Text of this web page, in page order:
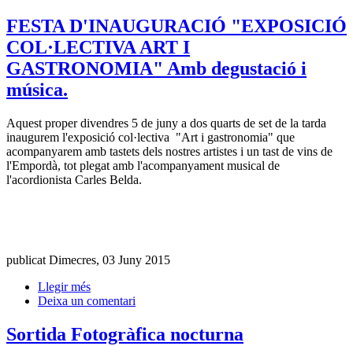
FESTA D'INAUGURACIÓ "EXPOSICIÓ
COL·LECTIVA ART I
GASTRONOMIA" Amb degustació i
música.
Aquest proper divendres 5 de juny a dos quarts de set de la tarda
inaugurem l'exposició col·lectiva "Art i gastronomia" que
acompanyarem amb tastets dels nostres artistes i un tast de vins de
l'Empordà, tot plegat amb l'acompanyament musical de
l'acordionista Carles Belda.
publicat Dimecres, 03 Juny 2015
Llegir més
Deixa un comentari
Sortida Fotogràfica nocturna